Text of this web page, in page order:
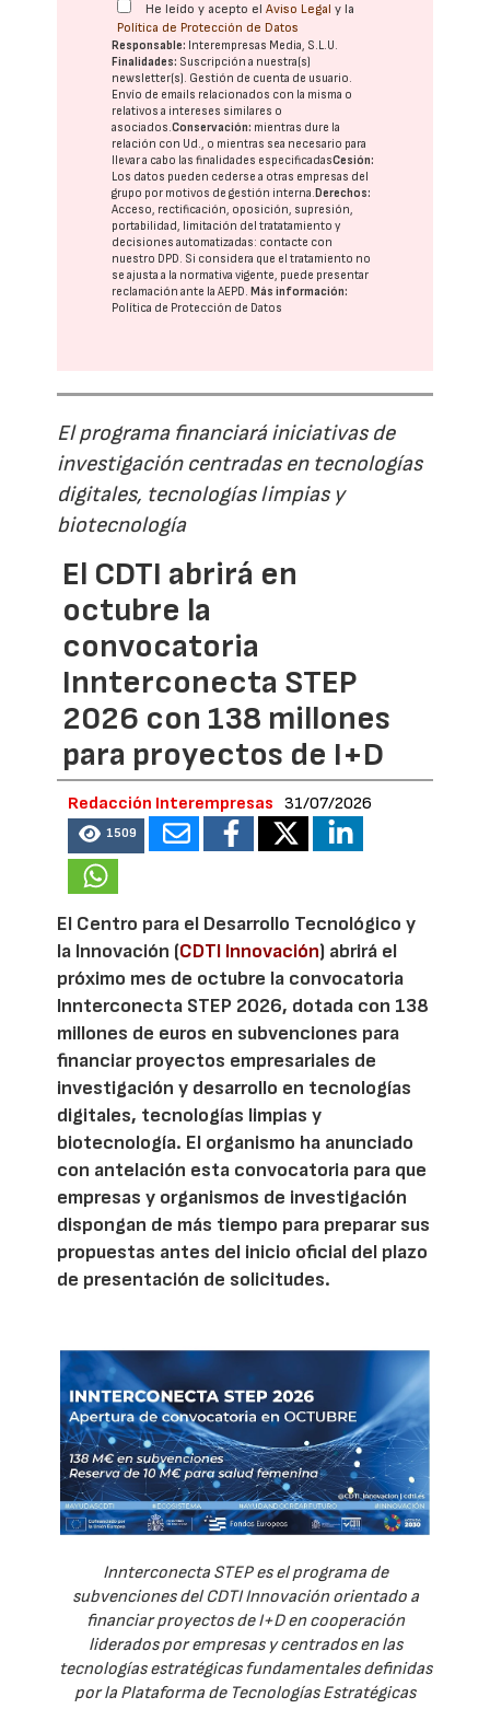
He leído y acepto elAviso Legal y la
Política de Protección de Datos
Responsable: Interempresas Media, S.L.U.
Finalidades: Suscripción a nuestra(s)
newsletter(s). Gestión de cuenta de usuario.
Envío de emails relacionados con la misma o
relativos a intereses similares o
asociados.Conservación: mientras dure la
relación con Ud., o mientras sea necesario para
llevar a cabo las finalidades especificadasCesión:
Los datos pueden cederse a otras empresas del
grupo por motivos de gestión interna. Derechos:
Acceso, rectificación, oposición, supresión,
portabilidad, limitación del tratatamiento y
decisiones automatizadas: contacte con
nuestro DPD. Si considera que el tratamiento no
se ajusta a la normativa vigente, puede presentar
reclamación ante laAEPD. Más información:
Política de Protección de Datos
El programa financiará iniciativas de
investigación centradas en tecnologías
digitales, tecnologías limpias y
biotecnología
El CDTI abrirá en
octubre la
convocatoria
Innterconecta STEP
2026 con 138 millones
para proyectos de I+D
Redacción Interempresas 31/07/2026
1509
El Centro para el Desarrollo Tecnológico y
la Innovación (CDTI Innovación) abrirá el
próximo mes de octubre la convocatoria
Innterconecta STEP 2026, dotada con 138
millones de euros en subvenciones para
financiar proyectos empresariales de
investigación y desarrollo en tecnologías
digitales, tecnologías limpias y
biotecnología. El organismo ha anunciado
con antelación esta convocatoria para que
empresas y organismos de investigación
dispongan de más tiempo para preparar sus
propuestas antes del inicio oficial del plazo
de presentación de solicitudes.
Innterconecta STEP es el programa de
subvenciones del CDTI Innovación orientado a
financiar proyectos de I+D en cooperación
liderados por empresas y centrados en las
tecnologías estratégicas fundamentales definidas
por la Plataforma de Tecnologías Estratégicas